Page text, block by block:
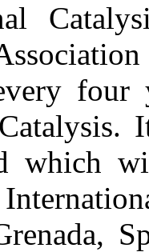
four
which